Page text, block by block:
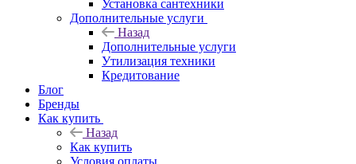
Установка сантехники
Дополнительные услуги
Назад
Дополнительные услуги
Утилизация техники
Кредитование
Блог
Бренды
Как купить
Назад
Как купить
Условия оплаты